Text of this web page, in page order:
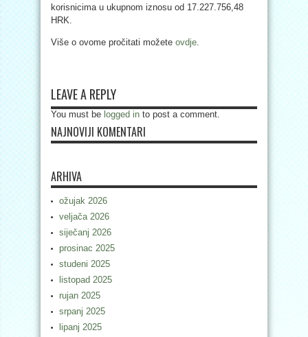
korisnicima u ukupnom iznosu od 17.227.756,48
HRK.
Više o ovome pročitati možete ovdje.
LEAVE A REPLY
You must be logged in to post a comment.
NAJNOVIJI KOMENTARI
ARHIVA
ožujak 2026
veljača 2026
siječanj 2026
prosinac 2025
studeni 2025
listopad 2025
rujan 2025
srpanj 2025
lipanj 2025